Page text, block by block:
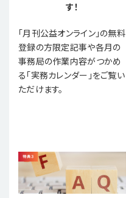
す！
「月刊公益オンライン」の無料
登録の方限定記事や各月の
事務局の作業内容がつかめ
る「実務カレンダー」をご覧い
ただけます。